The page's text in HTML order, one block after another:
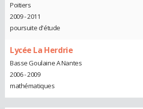
Poitiers
2009 - 2011
poursuite d'étude
Lycée La Herdrie
Basse Goulaine A Nantes
2006 - 2009
mathématiques